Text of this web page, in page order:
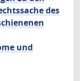
des
und